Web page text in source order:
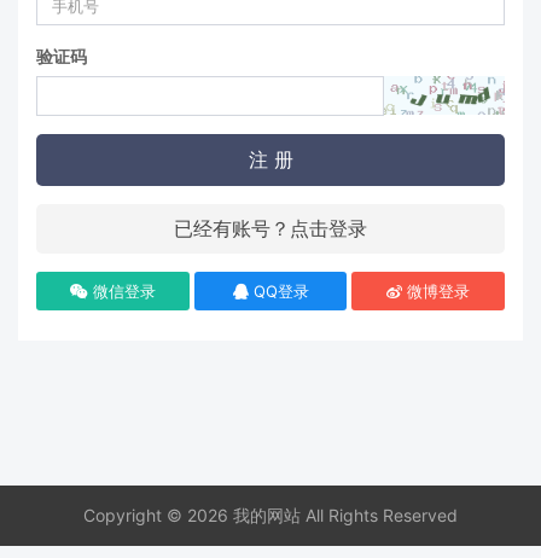
验证码
注 册
已经有账号？点击登录
微信登录 QQ登录 微博登录
Copyright © 2026 我的网站 All Rights Reserved